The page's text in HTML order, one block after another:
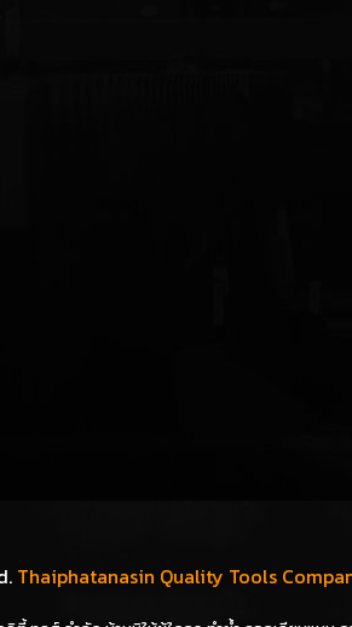
Thaiphatanasin Quality Tools